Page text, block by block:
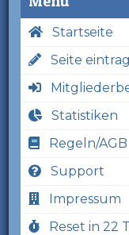
Startseite
Seite
Statistiken
Regeln/AGB
Support
Impressum
Reset in 22